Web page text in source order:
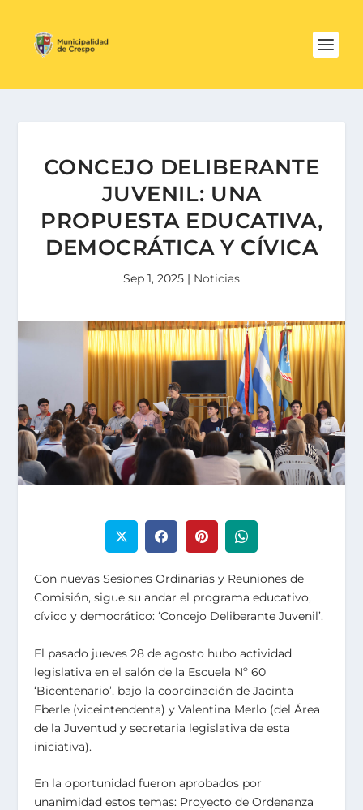
CONCEJO DELIBERANTE
JUVENIL: UNA
PROPUESTA EDUCATIVA,
DEMOCRÁTICA Y CÍVICA
Sep 1, 2025 | Noticias
Con nuevas Sesiones Ordinarias y Reuniones de
Comisión, sigue su andar el programa educativo,
cívico y democrático: ‘Concejo Deliberante Juvenil’.
El pasado jueves 28 de agosto hubo actividad
legislativa en el salón de la Escuela Nº 60
‘Bicentenario’, bajo la coordinación de Jacinta
Eberle (viceintendenta) y Valentina Merlo (del Área
de la Juventud y secretaria legislativa de esta
iniciativa).
En la oportunidad fueron aprobados por
unanimidad estos temas: Proyecto de Ordenanza